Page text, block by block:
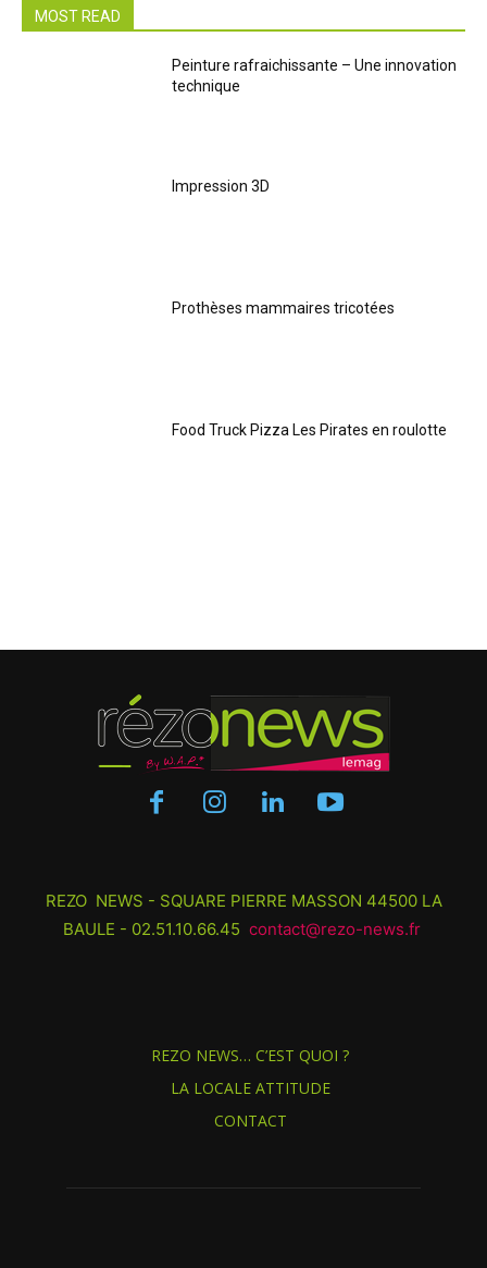
MOST READ
Peinture rafraichissante – Une innovation
technique
Impression 3D
Prothèses mammaires tricotées
Food Truck Pizza Les Pirates en roulotte
REZO NEWS - SQUARE PIERRE MASSON 44500 LA
BAULE - 02.51.10.66.45 contact@rezo-news.fr
REZO NEWS… C’EST QUOI ?
LA LOCALE ATTITUDE
CONTACT